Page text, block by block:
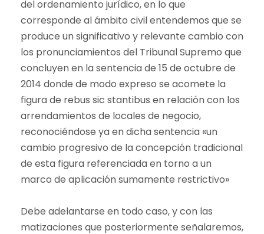
del ordenamiento jurídico, en lo que
corresponde al ámbito civil entendemos que se
produce un significativo y relevante cambio con
los pronunciamientos del Tribunal Supremo que
concluyen en la sentencia de 15 de octubre de
2014 donde de modo expreso se acomete la
figura de rebus sic stantibus en relación con los
arrendamientos de locales de negocio,
reconociéndose ya en dicha sentencia «un
cambio progresivo de la concepción tradicional
de esta figura referenciada en torno a un
marco de aplicación sumamente restrictivo»
Debe adelantarse en todo caso, y con las
matizaciones que posteriormente señalaremos,